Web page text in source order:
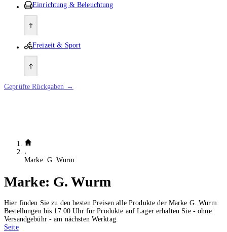
Einrichtung & Beleuchtung
Freizeit & Sport
Geprüfte Rückgaben →
Marke: G. Wurm
Marke: G. Wurm
Hier finden Sie zu den besten Preisen alle Produkte der Marke G. Wurm.
Bestellungen bis 17:00 Uhr für Produkte auf Lager erhalten Sie - ohne
Versandgebühr - am nächsten Werktag.
Seite